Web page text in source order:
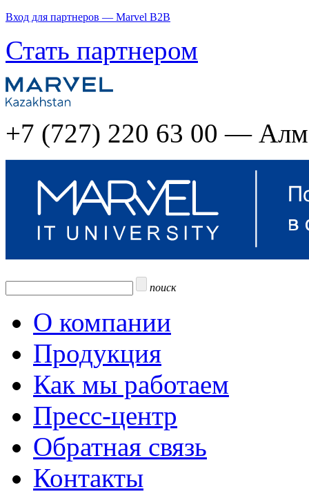
Вход для партнеров — Marvel B2B
Стать партнером
+7 (727) 220 63 00 —
поиск
О компании
Продукция
Как мы работаем
Пресс-центр
Обратная связь
Контакты